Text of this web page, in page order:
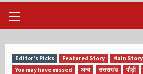
Menu
Editor’s Picks Featured Story Main Story
You may have missed
अन्य उत्तराखंड पौड़ी